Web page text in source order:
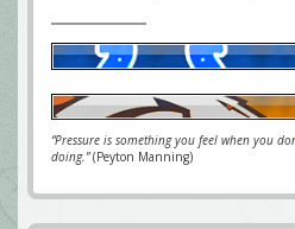
“Pressure is something you feel when you
doing.”(Peyton Manning)